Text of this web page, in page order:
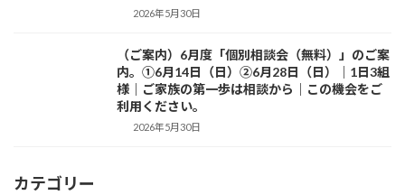
2026年5月30日
（ご案内）6月度「個別相談会（無料）」のご案
内。①6月14日（日）②6月28日（日）｜1日3組
様｜ご家族の第一歩は相談から｜この機会をご
利用ください。
2026年5月30日
カテゴリー